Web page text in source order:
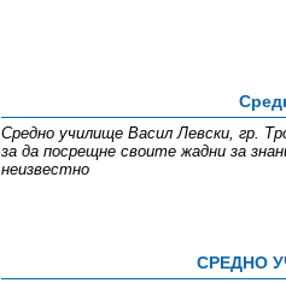
Средно училище Васил Левски, гр.
за да посрещне своите жадни за
неизвестно
СРЕДНО